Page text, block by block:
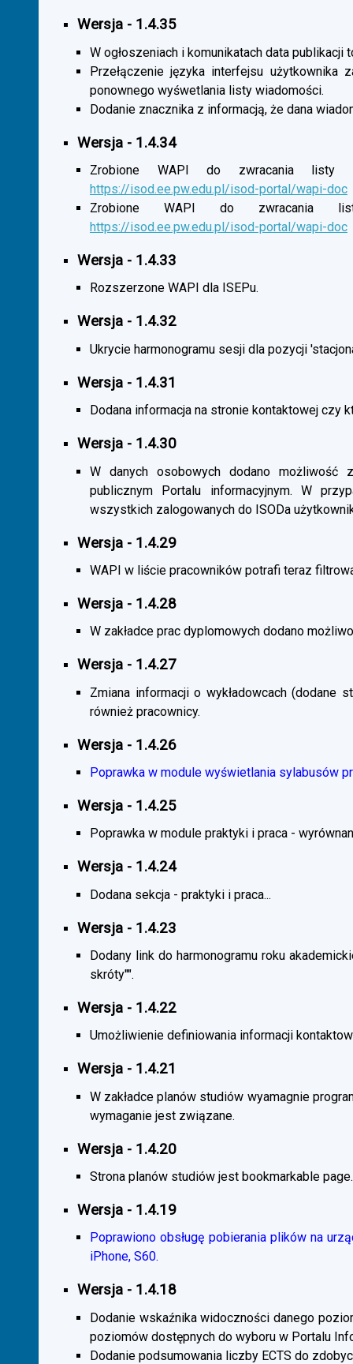
Wersja - 1.4.35
W ogłoszeniach i komunikatach data
Przełączenie języka interfejsu użytkownika
ponownego wyśwetlania listy wiadomości.
Dodanie znacznika z informacją, że dana
Wersja - 1.4.34
Zrobione WAPI do zwracania listy
https://isod.ee.pw.edu.pl/isod-portal/wapi-doc
Zrobione WAPI do zwracania listy
https://isod.ee.pw.edu.pl/isod-portal/wapi-doc
Wersja - 1.4.33
Rozszerzone WAPI dla ISEPu.
Wersja - 1.4.32
Ukrycie harmonogramu sesji dla pozycji
Wersja - 1.4.31
Dodana informacja na stronie kontaktowej czy
Wersja - 1.4.30
W danych osobowych dodano możliwość
publicznym Portalu informacyjnym. W
wszystkich zalogowanych do ISODa
Wersja - 1.4.29
WAPI w liście pracowników potrafi teraz
Wersja - 1.4.28
W zakładce prac dyplomowych dodano
Wersja - 1.4.27
Zmiana informacji o wykładowcach (dodane
również pracownicy.
Wersja - 1.4.26
Poprawka w module wyświetlania sylabusów
Wersja - 1.4.25
Poprawka w module praktyki i praca -
Wersja - 1.4.24
Dodana sekcja - praktyki i praca...
Wersja - 1.4.23
Dodany link do harmonogramu roku
skróty"".
Wersja - 1.4.22
Umożliwienie definiowania informacji
Wersja - 1.4.21
W zakładce planów studiów wyamagnie
wymaganie jest związane.
Wersja - 1.4.20
Strona planów studiów jest bookmarkable page.
Wersja - 1.4.19
Poprawiono obsługę pobierania plików na
iPhone, S60.
Wersja - 1.4.18
Dodanie wskaźnika widoczności danego
poziomów dostępnych do wyboru w Portalu
Dodanie podsumowania liczby ECTS do